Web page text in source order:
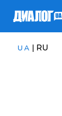
UA | RU